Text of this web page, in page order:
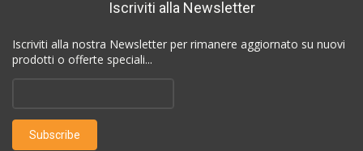
Iscriviti alla Newsletter
Iscriviti alla nostra Newsletter per rimanere aggiornato su nuovi
prodotti o offerte speciali...